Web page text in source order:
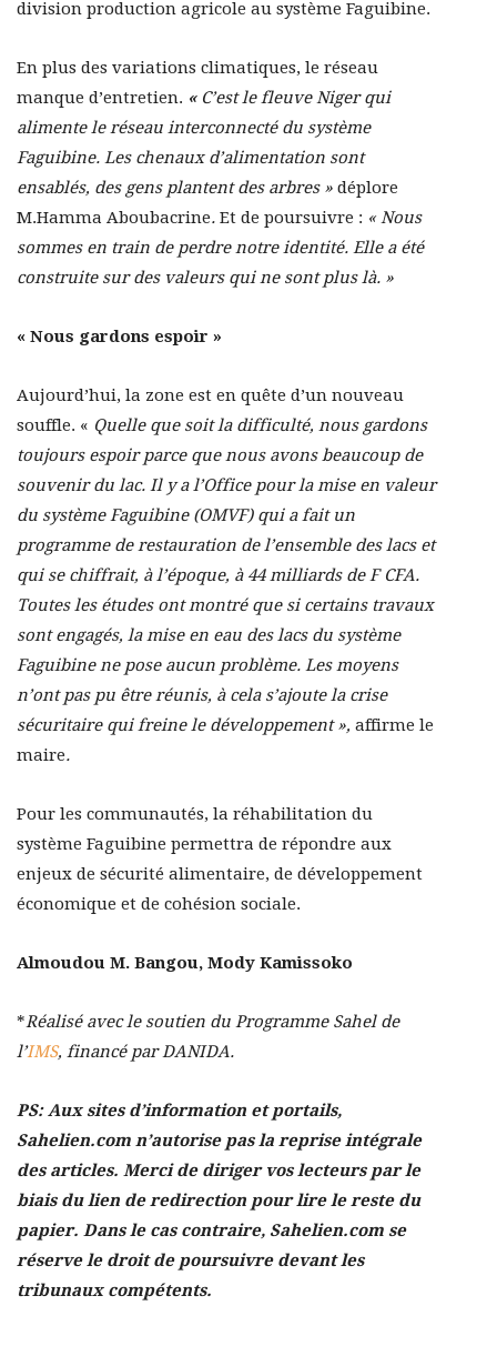
division production agricole au système Faguibine.
En plus des variations climatiques, le réseau
manque d’entretien. « C’est le fleuve Niger qui
alimente le réseau interconnecté du système
Faguibine. Les chenaux d’alimentation sont
ensablés, des gens plantent des arbres » déplore
M.Hamma Aboubacrine. Et de poursuivre : « Nous
sommes en train de perdre notre identité. Elle a été
construite sur des valeurs qui ne sont plus là. »
« Nous gardons espoir »
Aujourd’hui, la zone est en quête d’un nouveau
souffle. « Quelle que soit la difficulté, nous gardons
toujours espoir parce que nous avons beaucoup de
souvenir du lac. Il y a l’Office pour la mise en valeur
du système Faguibine (OMVF) qui a fait un
programme de restauration de l’ensemble des lacs et
qui se chiffrait, à l’époque, à 44 milliards de F CFA.
Toutes les études ont montré que si certains travaux
sont engagés, la mise en eau des lacs du système
Faguibine ne pose aucun problème. Les moyens
n’ont pas pu être réunis, à cela s’ajoute la crise
sécuritaire qui freine le développement », affirme le
maire.
Pour les communautés, la réhabilitation du
système Faguibine permettra de répondre aux
enjeux de sécurité alimentaire, de développement
économique et de cohésion sociale.
Almoudou M. Bangou, Mody Kamissoko
*Réalisé avec le soutien du Programme Sahel de
l’IMS, financé par DANIDA.
PS: Aux sites d’information et portails,
Sahelien.com n’autorise pas la reprise intégrale
des articles. Merci de diriger vos lecteurs par le
biais du lien de redirection pour lire le reste du
papier. Dans le cas contraire, Sahelien.com se
réserve le droit de poursuivre devant les
tribunaux compétents.